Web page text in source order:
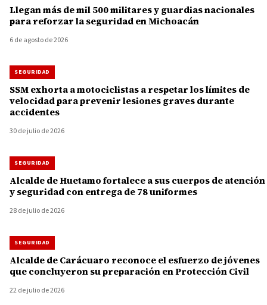
Llegan más de mil 500 militares y guardias nacionales
para reforzar la seguridad en Michoacán
6 de agosto de 2026
SEGURIDAD
SSM exhorta a motociclistas a respetar los límites de
velocidad para prevenir lesiones graves durante
accidentes
30 de julio de 2026
SEGURIDAD
Alcalde de Huetamo fortalece a sus cuerpos de atención
y seguridad con entrega de 78 uniformes
28 de julio de 2026
SEGURIDAD
Alcalde de Carácuaro reconoce el esfuerzo de jóvenes
que concluyeron su preparación en Protección Civil
22 de julio de 2026